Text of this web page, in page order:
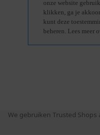
We gebruiken Trusted